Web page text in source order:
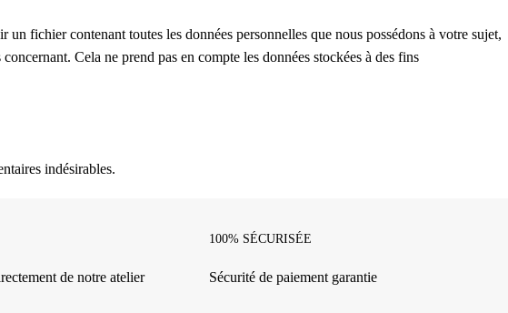
fichier contenant toutes les données personnelles que nous possédons à votre sujet,
Cela ne prend pas en compte les données stockées à des fins
indésirables.
de notre atelier
100% SÉCURISÉE
Sécurité de paiement garantie